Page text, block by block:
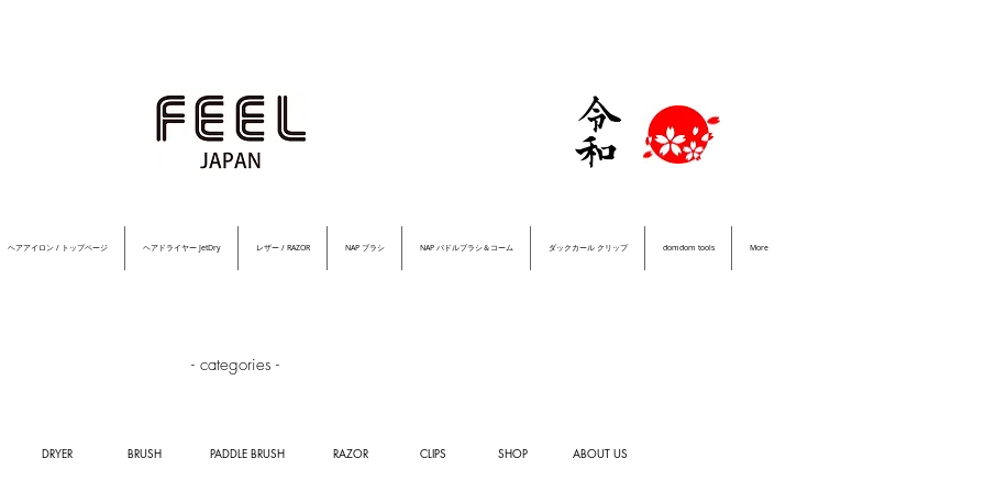
ヘアアイロン / トップページ ヘアドライヤー JetDry レザー / RAZOR NAP ブラシ NAP パドルブラシ＆コーム ダックカール クリップ domdom tools More
- categories -
DRYER BRUSH PADDLE BRUSH RAZOR CLIPS SHOP ABOUT US